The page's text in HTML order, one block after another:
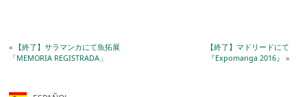
« 【終了】サラマンカにて魚拓展
「MEMORIA REGISTRADA」
【終了】マドリードにて
『Expomanga 2016』 »